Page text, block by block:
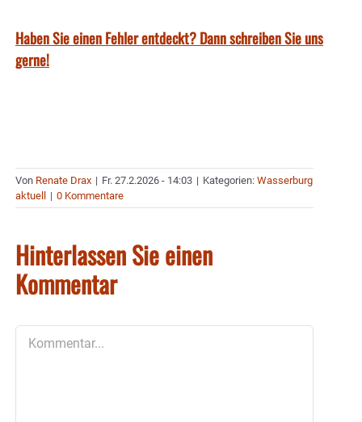
Haben Sie einen Fehler entdeckt? Dann schreiben Sie uns
gerne!
Von Renate Drax | Fr. 27.2.2026 - 14:03 | Kategorien: Wasserburg
aktuell | 0 Kommentare
Hinterlassen Sie einen
Kommentar